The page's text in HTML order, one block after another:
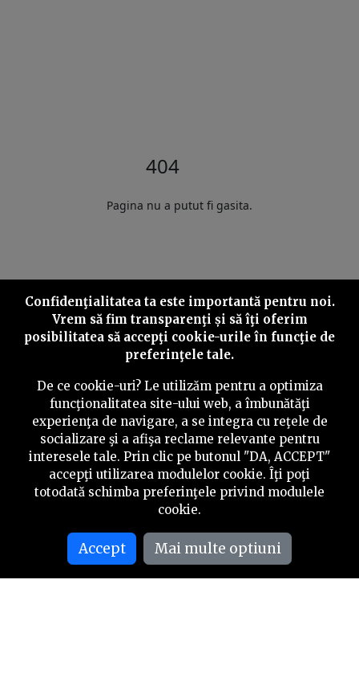
404
Pagina nu a putut fi gasita.
Confidenţialitatea ta este importantă pentru noi.
Vrem să fim transparenţi și să îţi oferim
posibilitatea să accepţi cookie-urile în funcţie de
preferinţele tale.
De ce cookie-uri? Le utilizăm pentru a optimiza
funcţionalitatea site-ului web, a îmbunătăţi
experienţa de navigare, a se integra cu reţele de
socializare şi a afişa reclame relevante pentru
interesele tale. Prin clic pe butonul "DA, ACCEPT"
accepţi utilizarea modulelor cookie. Îţi poţi
totodată schimba preferinţele privind modulele
cookie.
Accept Mai multe optiuni